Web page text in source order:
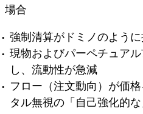
場合
強制清算がドミノのよう
現物およびパーペチュア
し、流動性が急減
フロー（注文動向）が価
タル無視の「自己強化的